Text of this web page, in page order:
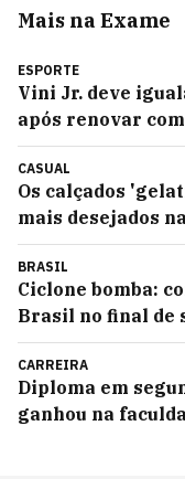
Mais na Exame
ESPORTE
Vini Jr. deve
após renovar
CASUAL
Os calçados
mais desejados
BRASIL
Ciclone bomba:
Brasil no final de
CARREIRA
Diploma em
ganhou na